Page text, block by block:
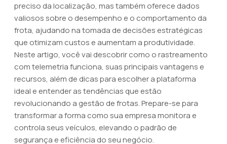
preciso da localização, mas também oferece dados
valiosos sobre o desempenho e o comportamento da
frota, ajudando na tomada de decisões estratégicas
que otimizam custos e aumentam a produtividade.
Neste artigo, você vai descobrir como o rastreamento
com telemetria funciona, suas principais vantagens e
recursos, além de dicas para escolher a plataforma
ideal e entender as tendências que estão
revolucionando a gestão de frotas. Prepare-se para
transformar a forma como sua empresa monitora e
controla seus veículos, elevando o padrão de
segurança e eficiência do seu negócio.